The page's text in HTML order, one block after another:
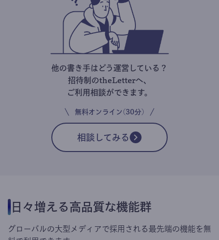
他の書き手はどう運営している？
招待制のtheLetterへ、
ご利用相談ができます。
無料オンライン(30分)
相談してみる
日々増える高品質な機能群
グローバルの大型メディアで採用される最先端の機能を無